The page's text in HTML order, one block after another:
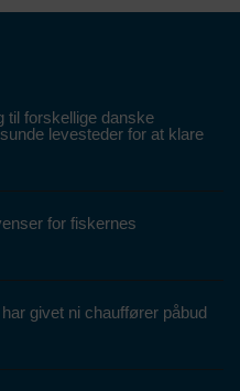
til forskellige danske
levesteder for at klare
for fiskernes
givet ni chauffører påbud